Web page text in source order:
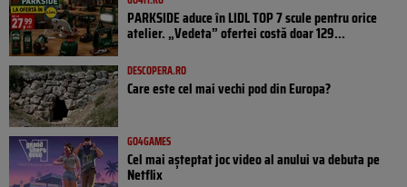
PARKSIDE aduce în LIDL TOP 7 scule pentru orice
atelier. „Vedeta” ofertei costă doar 129...
DESCOPERA.RO
Care este cel mai vechi pod din Europa?
GO4GAMES
Cel mai așteptat joc video al anului va debuta pe
Netflix